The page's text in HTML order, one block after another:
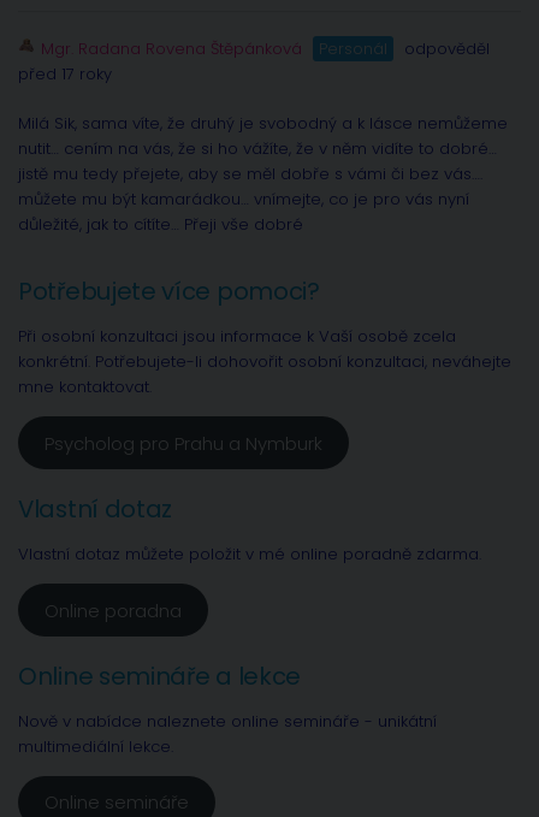
Mgr. Radana Rovena Štěpánková Personál
odpověděl
před 17 roky
Milá Sik, sama víte, že druhý je svobodný a k lásce nemůžeme
nutit… cením na vás, že si ho vážíte, že v něm vidíte to dobré…
jistě mu tedy přejete, aby se měl dobře s vámi či bez vás….
můžete mu být kamarádkou… vnímejte, co je pro vás nyní
důležité, jak to cítíte… Přeji vše dobré
Potřebujete více pomoci?
Při osobní konzultaci jsou informace k Vaší osobě zcela
konkrétní. Potřebujete-li dohovořit osobní konzultaci, neváhejte
mne kontaktovat.
Psycholog pro Prahu a Nymburk
Vlastní dotaz
Vlastní dotaz můžete položit v mé online poradně zdarma.
Online poradna
Online semináře a lekce
Nově v nabídce naleznete online semináře - unikátní
multimediální lekce.
Online semináře